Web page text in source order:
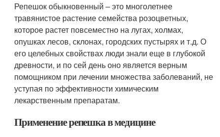
Репешок обыкновенный – это многолетнее
травянистое растение семейства розоцветных,
которое растет повсеместно на лугах, холмах,
опушках лесов, склонах, городских пустырях и т.д. О
его целебных свойствах люди знали еще в глубокой
древности, и по сей день оно является верным
помощником при лечении множества заболеваний, не
уступая по эффективности химическим
лекарственным препаратам.
Применение репешка в медицине